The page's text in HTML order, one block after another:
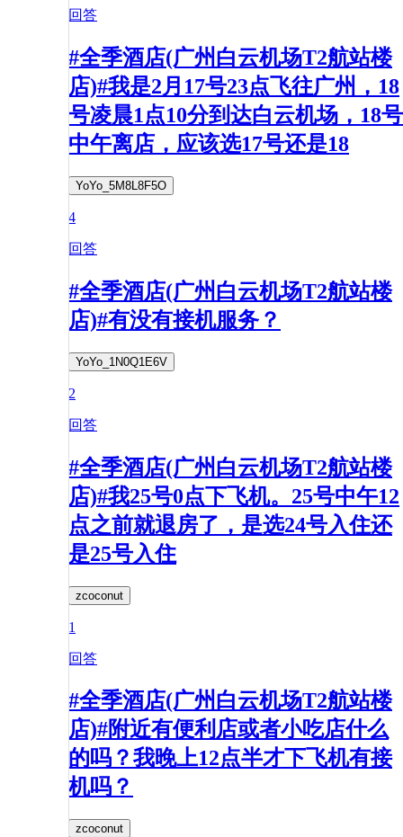
回答
#全季酒店(广州白云机场T2航站楼
店)#我是2月17号23点飞往广州，18
号凌晨1点10分到达白云机场，18号
中午离店，应该选17号还是18
YoYo_5M8L8F5O
4
回答
#全季酒店(广州白云机场T2航站楼
店)#有没有接机服务？
YoYo_1N0Q1E6V
2
回答
#全季酒店(广州白云机场T2航站楼
店)#我25号0点下飞机。25号中午12
点之前就退房了，是选24号入住还
是25号入住
zcoconut
1
回答
#全季酒店(广州白云机场T2航站楼
店)#附近有便利店或者小吃店什么
的吗？我晚上12点半才下飞机有接
机吗？
zcoconut